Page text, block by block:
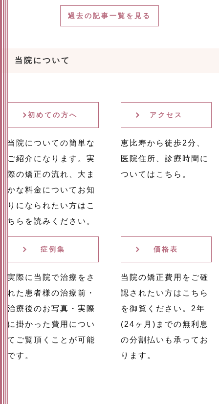
過去の記事一覧を見る
当院について
初めての方へ
当院についての簡単な
ご紹介になります。実
際の矯正の流れ、大ま
かな料金についてお知
りになられたい方はこ
ちらを読みください。
アクセス
恵比寿から徒歩2分、
医院住所、診療時間に
ついてはこちら。
症例集
実際に当院で治療をさ
れた患者様の治療前・
治療後のお写真・実際
に掛かった費用につい
てご覧頂くことが可能
です。
価格表
当院の矯正費用をご確
認されたい方はこちら
を御覧ください。2年
(24ヶ月)までの無利息
の分割払いも承ってお
ります。